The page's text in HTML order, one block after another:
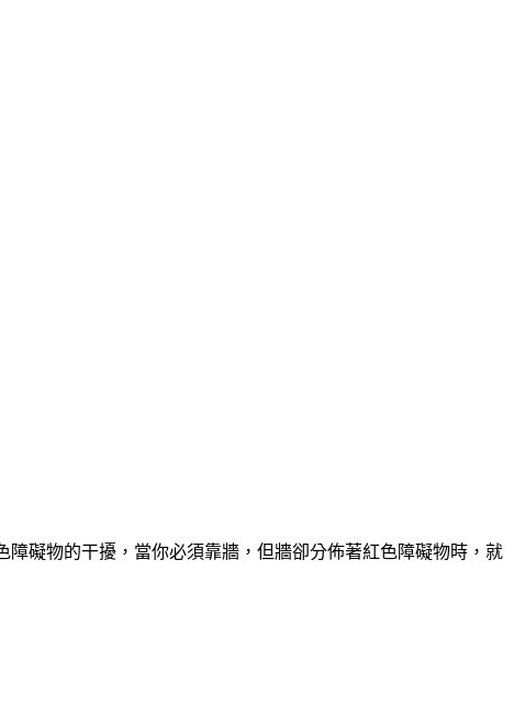
障礙物的干擾，當你必須靠牆，但牆卻分佈著紅色障礙物時，就